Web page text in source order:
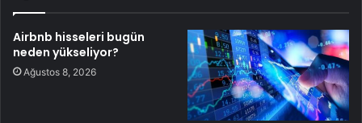
Airbnb hisseleri bugün
neden yükseliyor?
Ağustos 8, 2026